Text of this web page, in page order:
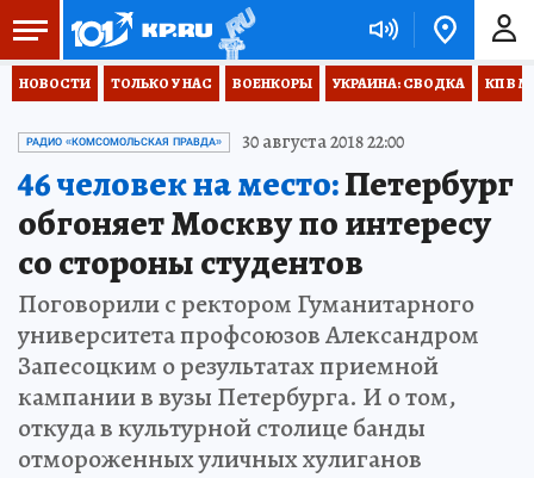
НОВОСТИ ТОЛЬКО У НАС ВОЕНКОРЫ УКРАИНА: СВОДКА КП В
РАДИО «КОМСОМОЛЬСКАЯ ПРАВДА» 30 августа 2018 22:00
46 человек на место:Петербург
обгоняет Москву по интересу
со стороны студентов
Поговорили с ректором Гуманитарного
университета профсоюзов Александром
Запесоцким о результатах приемной
кампании в вузы Петербурга. И о том,
откуда в культурной столице банды
отмороженных уличных хулиганов